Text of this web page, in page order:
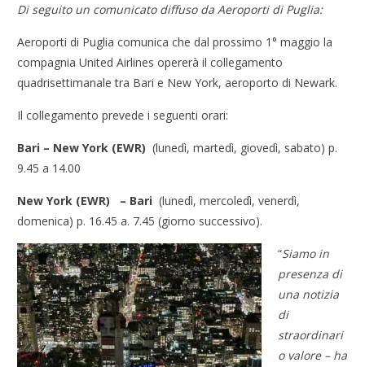
Di seguito un comunicato diffuso da Aeroporti di Puglia:
Aeroporti di Puglia comunica che dal prossimo 1° maggio la
compagnia United Airlines opererà il collegamento
quadrisettimanale tra Bari e New York, aeroporto di Newark.
Il collegamento prevede i seguenti orari:
Bari – New York (EWR) (lunedì, martedì, giovedì, sabato) p.
9.45 a 14.00
New York (EWR) – Bari (lunedì, mercoledì, venerdì,
domenica) p. 16.45 a. 7.45 (giorno successivo).
“Siamo in
presenza di
una notizia
di
straordinari
o valore – ha